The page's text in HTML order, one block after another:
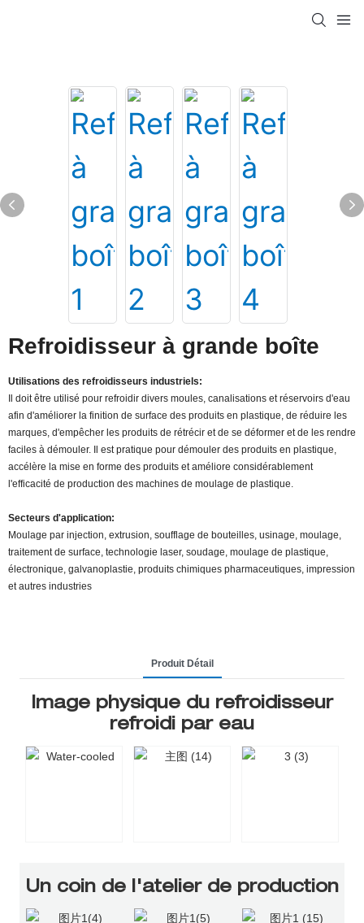
Refroidisseur à grande boîte
Utilisations des refroidisseurs industriels:
Il doit être utilisé pour refroidir divers moules, canalisations et réservoirs d'eau
afin d'améliorer la finition de surface des produits en plastique, de réduire les
marques, d'empêcher les produits de rétrécir et de se déformer et de les rendre
faciles à démouler. Il est pratique pour démouler des produits en plastique,
accélère la mise en forme des produits et améliore considérablement
l'efficacité de production des machines de moulage de plastique.
Secteurs d'application:
Moulage par injection, extrusion, soufflage de bouteilles, usinage, moulage,
traitement de surface, technologie laser, soudage, moulage de plastique,
électronique, galvanoplastie, produits chimiques pharmaceutiques, impression
et autres industries
Produit Détail
Image physique du refroidisseur
refroidi par eau
Un coin de l'atelier de production